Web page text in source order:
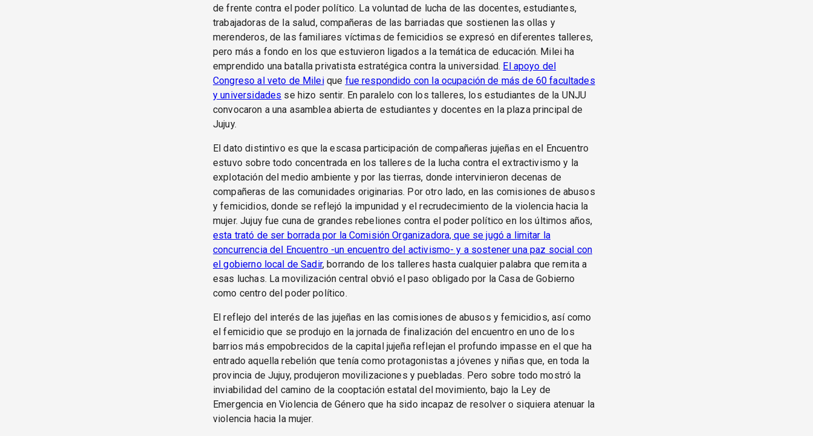
de frente contra el poder político. La voluntad de lucha de las docentes, estudiantes,
trabajadoras de la salud, compañeras de las barriadas que sostienen las ollas y
merenderos, de las familiares víctimas de femicidios se expresó en diferentes talleres,
pero más a fondo en los que estuvieron ligados a la temática de educación. Milei ha
emprendido una batalla privatista estratégica contra la universidad. El apoyo del
Congreso al veto de Mileique fue respondido con la ocupación de más de 60 facultades
y universidades se hizo sentir. En paralelo con los talleres, los estudiantes de la UNJU
convocaron a una asamblea abierta de estudiantes y docentes en la plaza principal de
Jujuy.
El dato distintivo es que la escasa participación de compañeras jujeñas en el Encuentro
estuvo sobre todo concentrada en los talleres de la lucha contra el extractivismo y la
explotación del medio ambiente y por las tierras, donde intervinieron decenas de
compañeras de las comunidades originarias. Por otro lado, en las comisiones de abusos
y femicidios, donde se reflejó la impunidad y el recrudecimiento de la violencia hacia la
mujer. Jujuy fue cuna de grandes rebeliones contra el poder político en los últimos años,
esta trató de ser borrada por la Comisión Organizadora, que se jugó a limitar la
concurrencia del Encuentro -un encuentro del activismo- y a sostener una paz social con
el gobierno local de Sadir, borrando de los talleres hasta cualquier palabra que remita a
esas luchas. La movilización central obvió el paso obligado por la Casa de Gobierno
como centro del poder político.
El reflejo del interés de las jujeñas en las comisiones de abusos y femicidios, así como
el femicidio que se produjo en la jornada de finalización del encuentro en uno de los
barrios más empobrecidos de la capital jujeña reflejan el profundo impasse en el que ha
entrado aquella rebelión que tenía como protagonistas a jóvenes y niñas que, en toda la
provincia de Jujuy, produjeron movilizaciones y puebladas. Pero sobre todo mostró la
inviabilidad del camino de la cooptación estatal del movimiento, bajo la Ley de
Emergencia en Violencia de Género que ha sido incapaz de resolver o siquiera atenuar la
violencia hacia la mujer.